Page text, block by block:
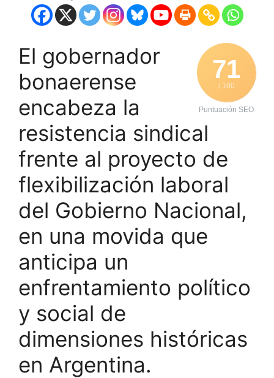
71
/ 100
Puntuación SEO
El gobernador
bonaerense
encabeza la
resistencia sindical
frente al proyecto de
flexibilización laboral
del Gobierno Nacional,
en una movida que
anticipa un
enfrentamiento político
y social de
dimensiones históricas
en Argentina.